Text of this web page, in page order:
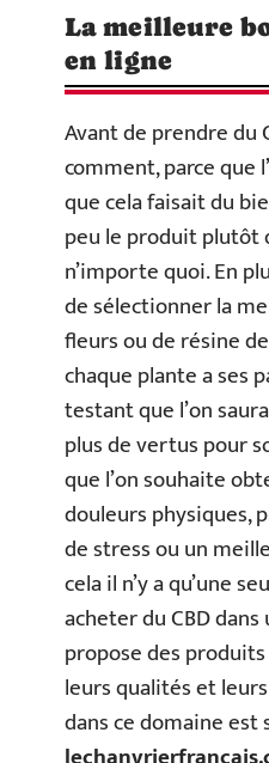
La meilleure
en ligne
Avant de prendre du
comment, parce que
que cela faisait du
peu le produit
n’importe quoi. En
de sélectionner la
fleurs ou de résine
chaque plante a ses
testant que l’on
plus de vertus pour
que l’on souhaite
douleurs physiques,
de stress ou un
cela il n’y a qu’une
acheter du CBD
propose des
leurs qualités et
dans ce domaine est